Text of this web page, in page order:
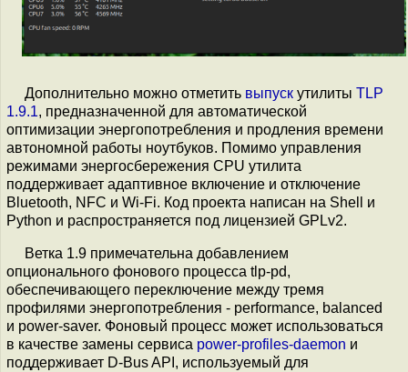
Дополнительно можно отметить выпуск утилиты TLP
1.9.1, предназначенной для автоматической
оптимизации энергопотребления и продления времени
автономной работы ноутбуков. Помимо управления
режимами энергосбережения CPU утилита
поддерживает адаптивное включение и отключение
Bluetooth, NFC и Wi-Fi. Код проекта написан на Shell и
Python и распространяется под лицензией GPLv2.
Ветка 1.9 примечательна добавлением
опционального фонового процесса tlp-pd,
обеспечивающего переключение между тремя
профилями энергопотребления - performance, balanced
и power-saver. Фоновый процесс может использоваться
в качестве замены сервиса power-profiles-daemon и
поддерживает D-Bus API, используемый для